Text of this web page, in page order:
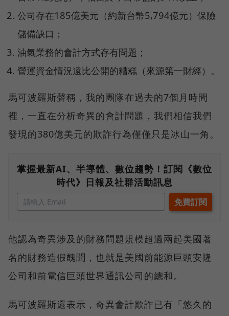
公司存在185億美元（約新台幣5,794億元）保險
儲備缺口；
油氣業務的會計方式存有問題；
營運資金情況遠比公開的糟糕（來源第一財經）。
馬可波羅斯聲稱，我的團隊在過去的7個月時間
裡，一直在分析奇異的會計問題，我們相信我們
發現的380億美元的欺詐行為僅僅只是冰山一角。
掌握最新AI、半導體、數位趨勢！訂閱《數位
時代》日報及社群活動訊息
他認為奇異涉及的財務問題規模超過兩起美國著
名的財務造假醜聞，也就是美國前能源巨頭安隆
公司和前電信巨頭世界通訊公司的總和。
馬可波羅斯還表示，奇異會計欺詐已有「悠久的